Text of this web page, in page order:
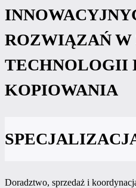
ROZWIĄZAŃ
TECHNOLOGII
KOPIOWANIA
Doradztwo, sprzedaż i